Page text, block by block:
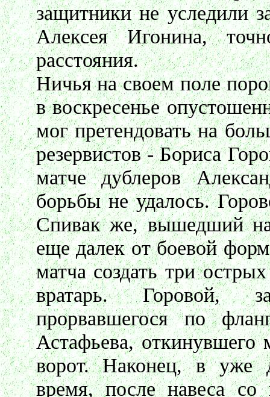
защитники не уследили
Алексея Игонина,
расстояния.
Ничья на своем поле
в воскресенье
мог претендовать на
резервистов - Бориса
матче дублеров
борьбы не удалось.
Спивак же, вышедший
еще далек от боевой
матча создать три
вратарь. Горовой,
прорвавшегося по
Астафьева,
ворот. Наконец, в уже
время, после навеса